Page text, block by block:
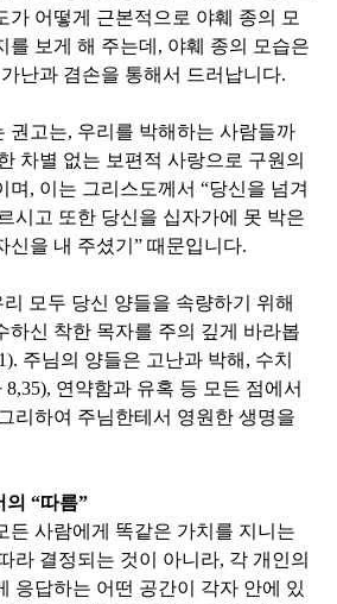
가 어떻게 근본적으로 야훼 종의 모
를 보게 해 주는데 , 야훼 종의 모습은
난과 겸손을 통해서 드러납니다.
권고는, 우리를 박해하는 사람들까
차별 없는 보편적 사랑으로 구원의
며 , 이는 그리스도께서“당신을 넘겨
시고 또한 당신을 십자가에 못 박은
신을 내 주셨기”때문입니다.
리 모두 당신 양들을 속량하기 위해
하신 착한 목자를 주의 깊게 바라봅
주님의 양들은 고난과 박해 , 수치
8,35), 연약함과 유혹 등 모든 점에서
그리하여 주님한테서 영원한 생명을
의“따름”
든 사람에게 똑같은 가치를 지니는
라 결정되는 것이 아니라, 각 개인의
응답하는 어떤 공간이 각자 안에 있